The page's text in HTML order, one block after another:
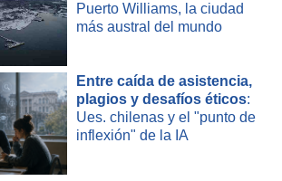
Puerto Williams, la ciudad
más austral del mundo
Entre caída de asistencia,
plagios y desafíos éticos:
Ues. chilenas y el "punto de
inflexión" de la IA